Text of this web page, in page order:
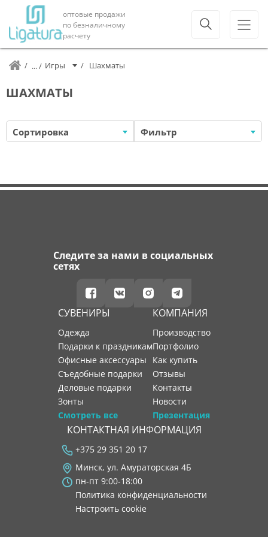
оптовые продажи
по безналичному
расчету
Игры Шахматы
ШАХМАТЫ
Сортировка Фильтр
Следите за нами в социальных
сетях
СУВЕНИРЫ
Одежда
Подарки к праздникам
Офисные аксессуары
Съедобные подарки
Деловые подарки
Зонты
Смотреть все
КОМПАНИЯ
производство
портфолио
как купить
отзывы
контакты
новости
Презентация
КОНТАКТНАЯ ИНФОРМАЦИЯ
+375 29 351 20 17
Минск, ул. Амураторская 4Б
пн-пт 9:00-18:00
Политика конфиденциальности
Настроить cookie